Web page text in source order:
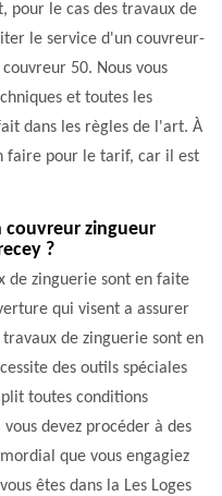
pour le cas des travaux de
le service d'un couvreur-
50. Nous vous
et toutes les
dans les règles de l'art. À
faire pour le tarif, car il est
zingueur
?
de zinguerie sont en faite
qui visent a assurer
travaux de zinguerie sont en
des outils spéciales
toutes conditions
devez procéder à des
que vous engagiez
êtes dans la Les Loges